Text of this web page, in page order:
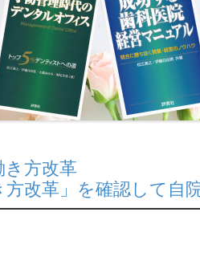
き方改革
方改革」を確認して自